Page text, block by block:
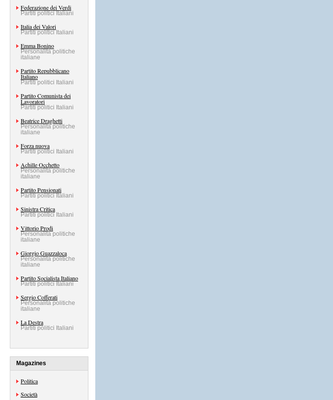
Federazione dei Verdi
Partiti politici Italiani
Italia dei Valori
Partiti politici Italiani
Emma Bonino
Personalità politiche
italiane
Partito Repubblicano
Italiano
Partiti politici Italiani
Partito Comunista dei
Lavoratori
Partiti politici Italiani
Beatrice Draghetti
Personalità politiche
italiane
Forza nuova
Partiti politici Italiani
Achille Occhetto
Personalità politiche
italiane
Partito Pensionati
Partiti politici Italiani
Sinistra Critica
Partiti politici Italiani
Vittorio Prodi
Personalità politiche
italiane
Giorgio Guazzaloca
Personalità politiche
italiane
Partito Socialista Italiano
Partiti politici Italiani
Sergio Cofferati
Personalità politiche
italiane
La Destra
Partiti politici Italiani
Magazines
Politica
Società